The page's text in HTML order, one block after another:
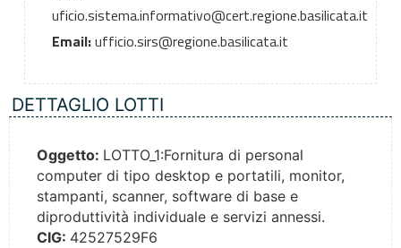
uficio.sistema.informativo@cert.regione.basilicata.it
Email:ufficio.sirs@regione.basilicata.it
DETTAGLIO LOTTI
Oggetto: LOTTO_1:Fornitura di personal
computer di tipo desktop e portatili, monitor,
stampanti, scanner, software di base e
diproduttività individuale e servizi annessi.
CIG: 42527529F6